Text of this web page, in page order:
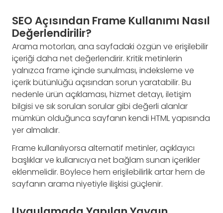
SEO Açısından Frame Kullanımı Nasıl
Değerlendirilir?
Arama motorları, ana sayfadaki özgün ve erişilebilir
içeriği daha net değerlendirir. Kritik metinlerin
yalnızca frame içinde sunulması, indeksleme ve
içerik bütünlüğü açısından sorun yaratabilir. Bu
nedenle ürün açıklaması, hizmet detayı, iletişim
bilgisi ve sık sorulan sorular gibi değerli alanlar
mümkün olduğunca sayfanın kendi HTML yapısında
yer almalıdır.
Frame kullanılıyorsa alternatif metinler, açıklayıcı
başlıklar ve kullanıcıya net bağlam sunan içerikler
eklenmelidir. Böylece hem erişilebilirlik artar hem de
sayfanın arama niyetiyle ilişkisi güçlenir.